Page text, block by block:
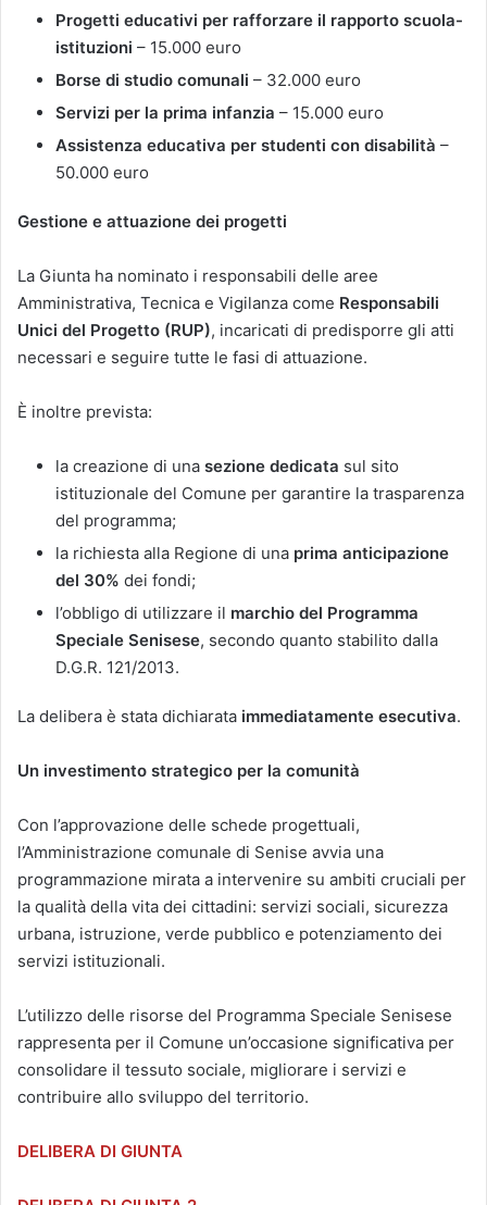
Progetti educativi per rafforzare il rapporto scuola-
istituzioni – 15.000 euro
Borse di studio comunali – 32.000 euro
Servizi per la prima infanzia – 15.000 euro
Assistenza educativa per studenti con disabilità –
50.000 euro
Gestione e attuazione dei progetti
La Giunta ha nominato i responsabili delle aree
Amministrativa, Tecnica e Vigilanza come Responsabili
Unici del Progetto (RUP), incaricati di predisporre gli atti
necessari e seguire tutte le fasi di attuazione.
È inoltre prevista:
la creazione di una sezione dedicata sul sito
istituzionale del Comune per garantire la trasparenza
del programma;
la richiesta alla Regione di una prima anticipazione
del 30% dei fondi;
l’obbligo di utilizzare il marchio del Programma
Speciale Senisese, secondo quanto stabilito dalla
D.G.R. 121/2013.
La delibera è stata dichiarata immediatamente esecutiva.
Un investimento strategico per la comunità
Con l’approvazione delle schede progettuali,
l’Amministrazione comunale di Senise avvia una
programmazione mirata a intervenire su ambiti cruciali per
la qualità della vita dei cittadini: servizi sociali, sicurezza
urbana, istruzione, verde pubblico e potenziamento dei
servizi istituzionali.
L’utilizzo delle risorse del Programma Speciale Senisese
rappresenta per il Comune un’occasione significativa per
consolidare il tessuto sociale, migliorare i servizi e
contribuire allo sviluppo del territorio.
DELIBERA DI GIUNTA